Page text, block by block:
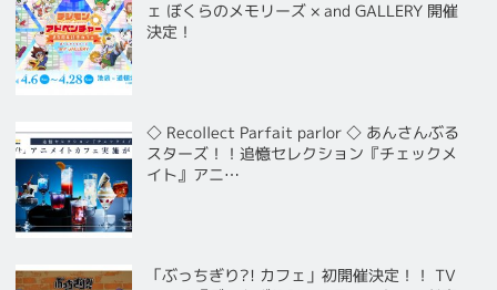
ェ ぼくらのメモリーズ × and GALLERY 開催
決定！
◇ Recollect Parfait parlor ◇ あんさんぶる
スターズ！！追憶セレクション『チェックメ
イト』アニ…
「ぶっちぎり?! カフェ」初開催決定！！ TV